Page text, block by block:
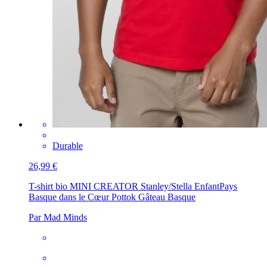
Durable
26,99 €
T-shirt bio MINI CREATOR Stanley/Stella EnfantPays
Basque dans le Cœur Pottok Gâteau Basque
Par Mad Minds